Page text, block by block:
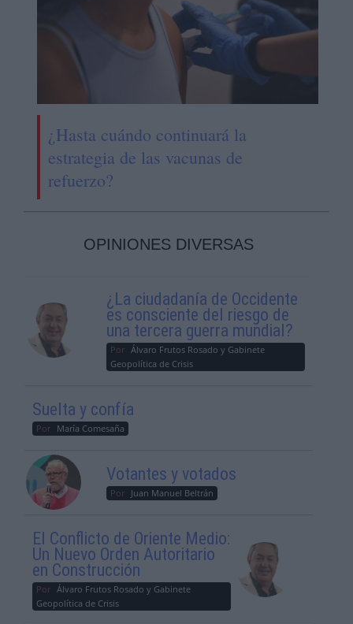
¿Hasta cuándo continuará la
estrategia de las vacunas de
refuerzo?
OPINIONES DIVERSAS
¿La ciudadanía de Occidente
es consciente del riesgo de
una tercera guerra mundial?
Por Álvaro Frutos Rosado y Gabinete
Geopolítica de Crisis
Suelta y confía
Por María Comesaña
Votantes y votados
Por Juan Manuel Beltrán
El Conflicto de Oriente Medio:
Un Nuevo Orden Autoritario
en Construcción
Por Álvaro Frutos Rosado y Gabinete
Geopolítica de Crisis